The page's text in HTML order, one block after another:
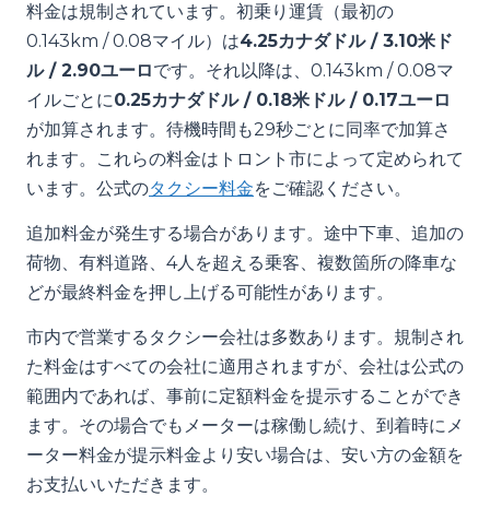
料金は規制されています。初乗り運賃（最初の
0.143km / 0.08マイル）は4.25カナダドル / 3.10米ド
ル / 2.90ユーロです。それ以降は、0.143km / 0.08マ
イルごとに0.25カナダドル / 0.18米ドル / 0.17ユーロ
が加算されます。待機時間も29秒ごとに同率で加算さ
れます。これらの料金はトロント市によって定められて
います。公式のタクシー料金をご確認ください。
追加料金が発生する場合があります。途中下車、追加の
荷物、有料道路、4人を超える乗客、複数箇所の降車な
どが最終料金を押し上げる可能性があります。
市内で営業するタクシー会社は多数あります。規制され
た料金はすべての会社に適用されますが、会社は公式の
範囲内であれば、事前に定額料金を提示することができ
ます。その場合でもメーターは稼働し続け、到着時にメ
ーター料金が提示料金より安い場合は、安い方の金額を
お支払いいただきます。